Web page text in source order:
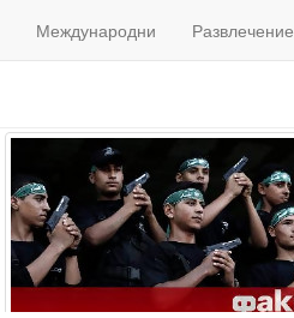
Международни Развлечение